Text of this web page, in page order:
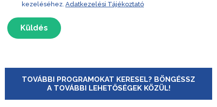
kezeléséhez. Adatkezelési Tájékoztató
Küldés
TOVÁBBI PROGRAMOKAT KERESEL? BÖNGÉSSZ
A TOVÁBBI LEHETŐSÉGEK KÖZÜL!